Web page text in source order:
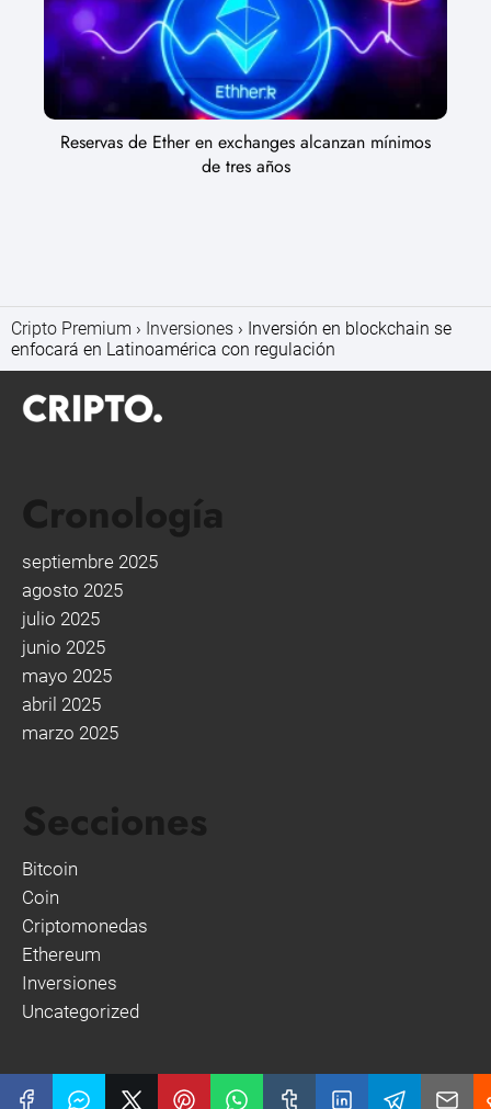
Reservas de Ether en exchanges alcanzan mínimos
de tres años
Cripto Premium Inversiones
Inversión en blockchain se
enfocará en Latinoamérica con regulación
Cronología
septiembre 2025
agosto 2025
julio 2025
junio 2025
mayo 2025
abril 2025
marzo 2025
Secciones
Bitcoin
Coin
Criptomonedas
Ethereum
Inversiones
Uncategorized